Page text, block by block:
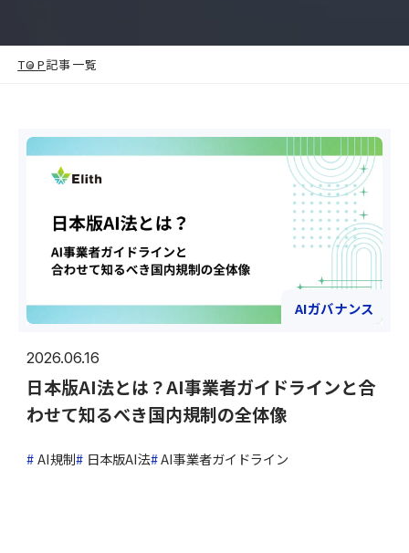
TOP記事一覧
AIガバナンス
2026.06.16
日本版AI法とは？AI事業者ガイドラインと合
わせて知るべき国内規制の全体像
AI規制 日本版AI法 AI事業者ガイドライン